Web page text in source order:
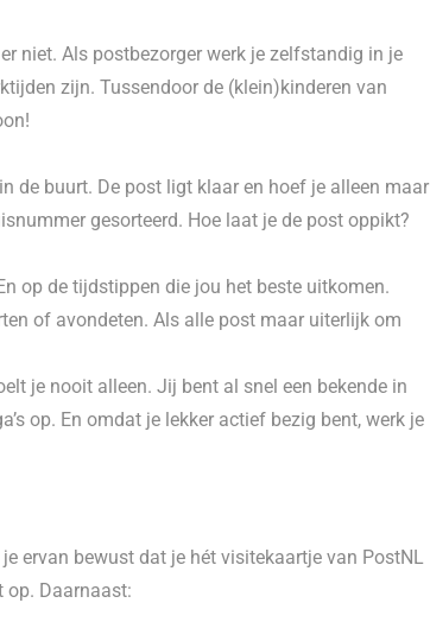
niet. Als postbezorger werk je zelfstandig in je
zijn. Tussendoor de (klein)kinderen van
de buurt. De post ligt klaar en hoef je alleen maar
gesorteerd. Hoe laat je de post oppikt?
op de tijdstippen die jou het beste uitkomen.
of avondeten. Als alle post maar uiterlijk om
je nooit alleen. Jij bent al snel een bekende in
op. En omdat je lekker actief bezig bent, werk je
ervan bewust dat je hét visitekaartje van PostNL
op. Daarnaast: